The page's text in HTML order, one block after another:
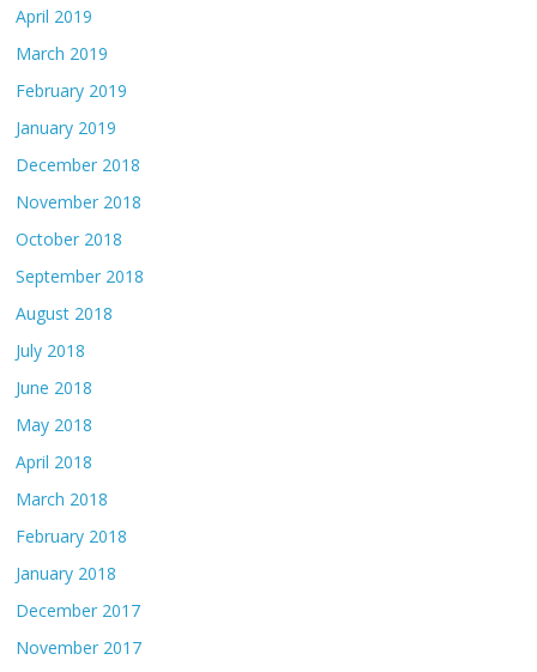
April 2019
March 2019
February 2019
January 2019
December 2018
November 2018
October 2018
September 2018
August 2018
July 2018
June 2018
May 2018
April 2018
March 2018
February 2018
January 2018
December 2017
November 2017